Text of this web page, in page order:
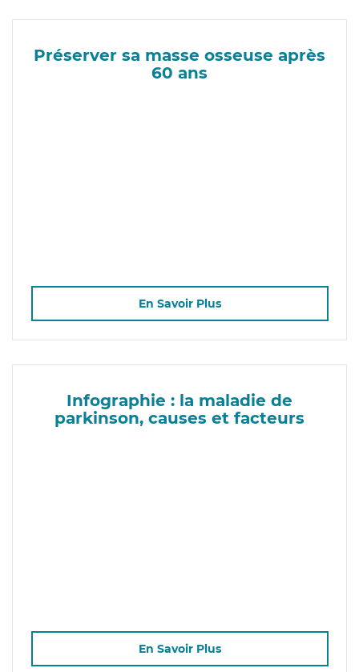
Préserver sa masse osseuse après
60 ans
En Savoir Plus
Infographie : la maladie de
parkinson, causes et facteurs
En Savoir Plus